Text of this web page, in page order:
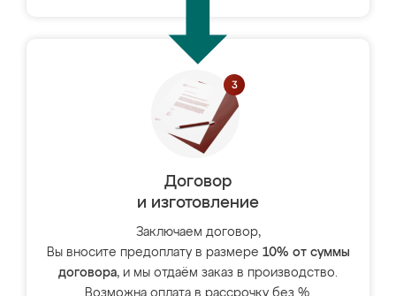
Договор
и изготовление
Заключаем договор,
Вы вносите предоплату в размере 10% от суммы
договора, и мы отдаём заказ в производство.
Возможна оплата в рассрочку без %.